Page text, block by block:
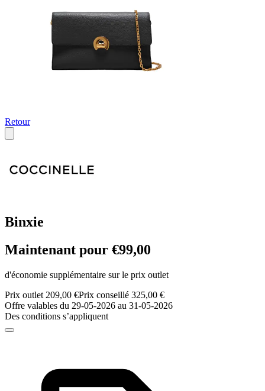
Retour
Binxie
Maintenant pour €99,00
d'économie supplémentaire sur le prix outlet
Prix outlet 209,00 €Prix conseillé 325,00 €
Offre valables du 29-05-2026 au 31-05-2026
Des conditions s’appliquent